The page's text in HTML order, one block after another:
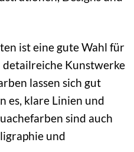
ist eine gute Wahl für
detailreiche Kunstwerke
lassen sich gut
es, klare Linien und
sind auch
und